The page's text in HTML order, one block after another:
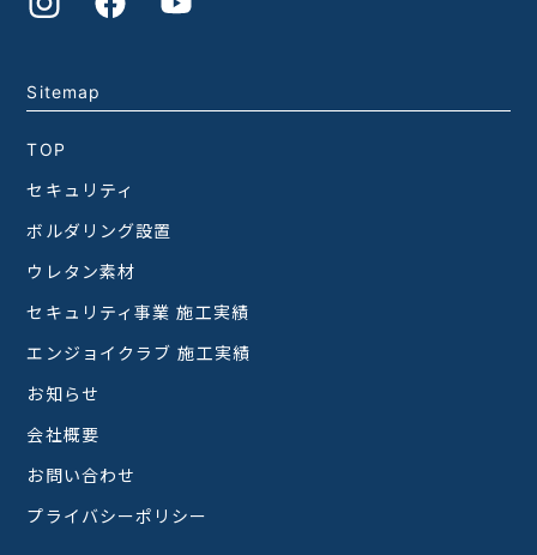
Sitemap
TOP
セキュリティ
ボルダリング設置
ウレタン素材
セキュリティ事業 施工実績
エンジョイクラブ 施工実績
お知らせ
会社概要
お問い合わせ
プライバシーポリシー